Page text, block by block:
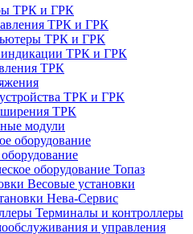
ТРК и ГРК
ТРК и ГРК
ТРК и ГРК
индикации ТРК и ГРК
ТРК
ТРК и ГРК
ТРК
модули
оборудование Топаз
Весовые установки
Нева-Сервис
Терминалы и контроллеры